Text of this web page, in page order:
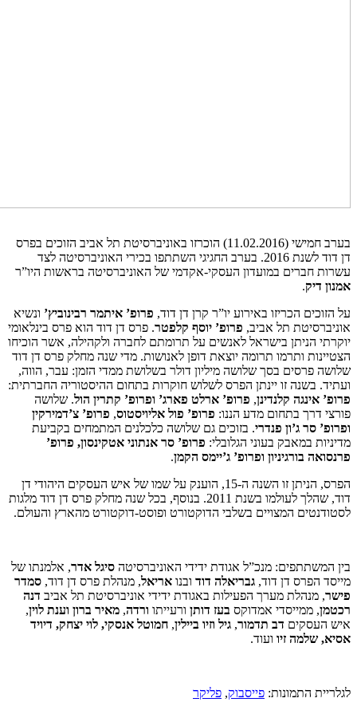
בערב חמישי (11.02.2016) הוכרזו באוניברסיטת תל אביב הזוכים בפרס
דן דוד לשנת 2016. בערב החגיגי השתתפו בכירי האוניברסיטה לצד
עשרות חברים במועדון העסקי-אקדמי של האוניברסיטה בראשות היו”ר
אמנון דיק.
על הזוכים הכריזו באירוע יו”ר קרן דן דוד, פרופ’ איתמר רבינוביץ’ ונשיא
אוניברסיטת תל אביב, פרופ’ יוסף קלפטר. פרס דן דוד הוא פרס בינלאומי
יוקרתי הניתן בישראל לאנשים על תרומתם לחברה ולקהילה, אשר הוכיחו
הצטיינות ותרמו תרומה יוצאת דופן לאנושות. מדי שנה מחלק פרס דן דוד
שלושה פרסים בסך שלושה מיליון דולר בשלושת ממדי הזמן: עבר, הווה,
ועתיד. בשנה זו יינתן הפרס לשלוש חוקרות בתחום ההיסטוריה החברתית:
פרופ’ אינגה קלנדינן, פרופ’ ארלט פארג’ ופרופ’ קתרין הול. שלושה
פורצי דרך בתחום מדע הננו: פרופ’ פול אליויסטוס, פרופ’ צ’דמירקין
ופרופ’ סר ג’ון פנדרי. בזוכים גם שלושה כלכלנים המתמחים בקביעת
מדיניות במאבק בעוני הגלובלי: פרופ’ סר אנתוני אטקינסון, פרופ’
פרנסואה בורגיניון ופרופ’ ג’יימס הקמן.
הפרס, הניתן זו השנה ה-15, הוענק על שמו של איש העסקים היהודי דן
דוד, שהלך לעולמו בשנת 2011. בנוסף, בכל שנה מחלק פרס דן דוד מלגות
לסטודנטים המצויים בשלבי הדוקטורט ופוסט-דוקטורט מהארץ והעולם.
בין המשתתפים: מנכ”ל אגודת ידידי האוניברסיטה סיגל אדר, אלמנתו של
מייסד הפרס דן דוד, גבריאלה דוד ובנו אריאל, מנהלת פרס דן דוד, סמדר
פישר, מנהלת מערך הפעילות באגודת ידידי אוניברסיטת תל אביב דנה
רכטמן, ממייסדי אמדוקס בעז דותן ורעייתו ורדה, מאיר ברון וענת לוין,
איש העסקים דב תדמור, גיל וזיו ביילין, חמוטל אנסקי, לוי יצחק, דיויד
אסיא, שלמה זיו ועוד.
לגלריית התמונות: פייסבוק, פליקר